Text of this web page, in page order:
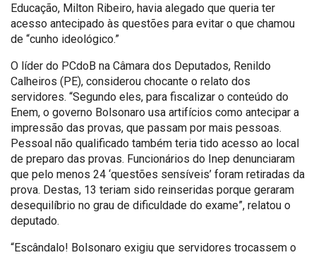
Educação, Milton Ribeiro, havia alegado que queria ter
acesso antecipado às questões para evitar o que chamou
de “cunho ideológico.”
O líder do PCdoB na Câmara dos Deputados, Renildo
Calheiros (PE), considerou chocante o relato dos
servidores. “Segundo eles, para fiscalizar o conteúdo do
Enem, o governo Bolsonaro usa artifícios como antecipar a
impressão das provas, que passam por mais pessoas.
Pessoal não qualificado também teria tido acesso ao local
de preparo das provas. Funcionários do Inep denunciaram
que pelo menos 24 ‘questões sensíveis’ foram retiradas da
prova. Destas, 13 teriam sido reinseridas porque geraram
desequilíbrio no grau de dificuldade do exame”, relatou o
deputado.
“Escândalo! Bolsonaro exigiu que servidores trocassem o